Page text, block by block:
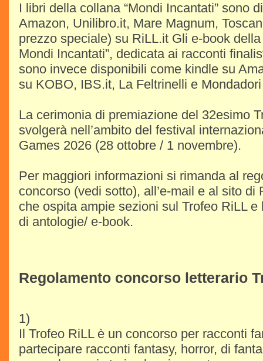
I libri della collana “Mondi Incantati” sono
Amazon, Unilibro.it, Mare Magnum,
prezzo speciale) su RiLL.it Gli e-book
Mondi Incantati”, dedicata ai racconti
sono invece disponibili come kindle su
su KOBO, IBS.it, La Feltrinelli e
La cerimonia di premiazione del 32esimo
svolgerà nell’ambito del festival
Games 2026 (28 ottobre / 1 novembre).
Per maggiori informazioni si rimanda al
concorso (vedi sotto), all’e-mail e al sito di
che ospita ampie sezioni sul Trofeo RiLL
di antologie/ e-book.
Regolamento concorso letterario
1)
Il Trofeo RiLL è un concorso per racconti
partecipare racconti fantasy, horror, di